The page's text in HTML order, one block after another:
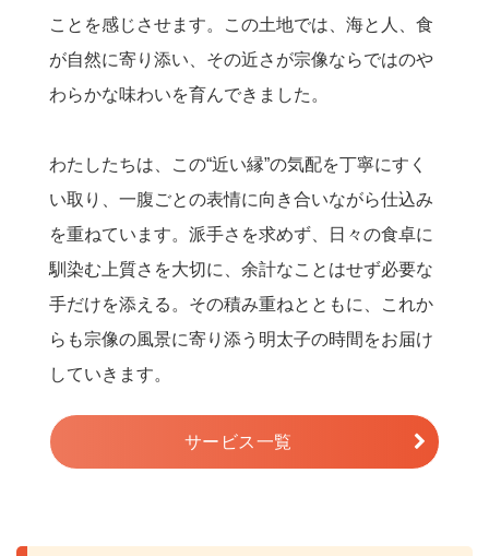
ことを感じさせます。この土地では、海と人、食
が自然に寄り添い、その近さが宗像ならではのや
わらかな味わいを育んできました。
わたしたちは、この“近い縁”の気配を丁寧にすく
い取り、一腹ごとの表情に向き合いながら仕込み
を重ねています。派手さを求めず、日々の食卓に
馴染む上質さを大切に、余計なことはせず必要な
手だけを添える。その積み重ねとともに、これか
らも宗像の風景に寄り添う明太子の時間をお届け
していきます。
サービス一覧